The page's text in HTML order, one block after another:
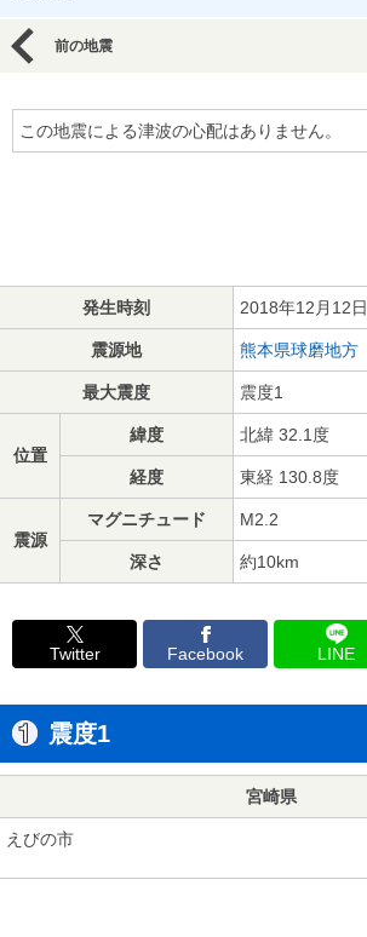
前の地震
この地震による津波の心配はありません。
発生時刻 2018年12月12
震源地 熊本県球磨地方
最大震度 震度1
位置
緯度 北緯 32.1度
経度 東経 130.8度
震源
マグニチュード M2.2
深さ 約10km
Twitter Facebook LINE
震度1
宮崎県
えびの市